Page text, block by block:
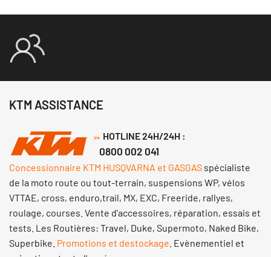
KTM ASSISTANCE
>> HOTLINE 24H/24H :
0800 002 041
Concessionnaire KTM HUSQVARNA et GASGAS spécialiste
de la moto route ou tout-terrain, suspensions WP, vélos
VTTAE, cross, enduro,trail, MX, EXC, Freeride, rallyes,
roulage, courses. Vente d'accessoires, réparation, essais et
tests. Les Routières: Travel, Duke, Supermoto, Naked Bike,
Superbike. Promotions et destockage . Evènementiel et